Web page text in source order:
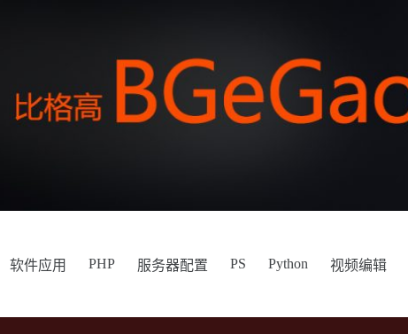
软件应用 PHP 服务器配置 PS Python 视频编辑